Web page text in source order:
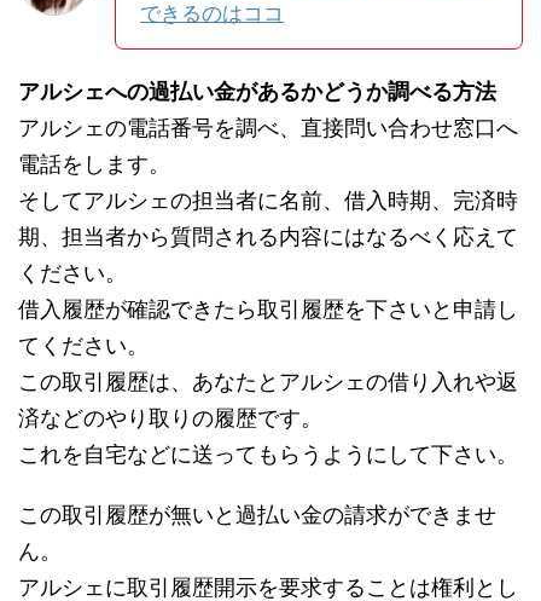
できるのはココ
アルシェへの過払い金があるかどうか調べる方法
アルシェの電話番号を調べ、直接問い合わせ窓口へ
電話をします。
そしてアルシェの担当者に名前、借入時期、完済時
期、担当者から質問される内容にはなるべく応えて
ください。
借入履歴が確認できたら取引履歴を下さいと申請し
てください。
この取引履歴は、あなたとアルシェの借り入れや返
済などのやり取りの履歴です。
これを自宅などに送ってもらうようにして下さい。
この取引履歴が無いと過払い金の請求ができませ
ん。
アルシェに取引履歴開示を要求することは権利とし